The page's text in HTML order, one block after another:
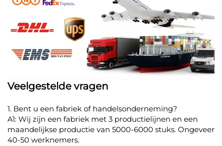
Veelgestelde vragen
1. Bent u een fabriek of handelsonderneming?
A1: Wij zijn een fabriek met 3 productielijnen en een
maandelijkse productie van 5000-6000 stuks. Ongeveer
40-50 werknemers.